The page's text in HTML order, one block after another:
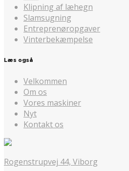
Klipning af læhegn
Slamsugning
Entreprenøropgaver
Vinterbekæmpelse
Læs også
Velkommen
Om os
Vores maskiner
Nyt
Kontakt os
Rogenstrupvej 44, Viborg